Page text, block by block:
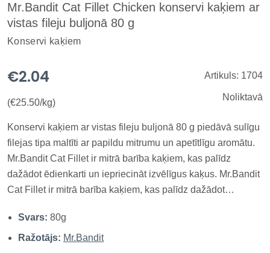
Mr.Bandit Cat Fillet Chicken konservi kaķiem ar
vistas fileju buljonā 80 g
Konservi kaķiem
€2.04
(€25.50/kg)
Artikuls: 1704
Noliktavā
Konservi kaķiem ar vistas fileju buljonā 80 g piedāvā sulīgu
filejas tipa maltīti ar papildu mitrumu un apetītlīgu aromātu.
Mr.Bandit Cat Fillet ir mitrā barība kaķiem, kas palīdz
dažādot ēdienkarti un iepriecināt izvēlīgus kaķus. Mr.Bandit
Cat Fillet ir mitrā barība kaķiem, kas palīdz dažādot
Fillet ir mitrā barība kaķiem, kas palīdz dažādo...
Svars: 80g
Ražotājs: Mr.Bandit